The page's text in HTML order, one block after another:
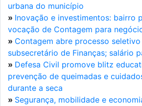
urbana do município
» Inovação e investimentos: bairro
vocação de Contagem para
» Contagem abre processo seletivo
subsecretário de Finanças; salário
» Defesa Civil promove blitz
prevenção de queimadas e
durante a seca
» Segurança, mobilidade e